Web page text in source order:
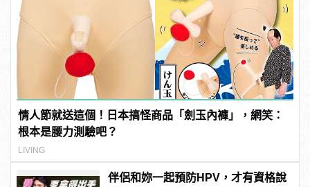
情人節就送這個！日本搞怪商品「劍玉內褲」，網笑：
根本是腰力測驗吧？
LIVING
伴侶和妳一起預防HPV，才有資格說